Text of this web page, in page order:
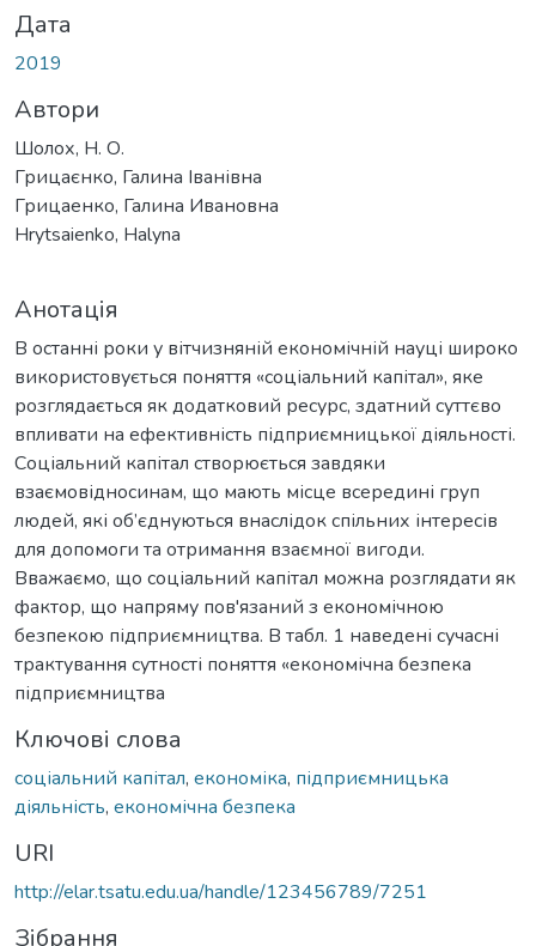
Дата
2019
Автори
Шолох, Н. О.
Грицаєнко, Галина Іванівна
Грицаенко, Галина Ивановна
Hrytsaienko, Halyna
Анотація
В останні роки у вітчизняній економічній науці широко
використовується поняття «соціальний капітал», яке
розглядається як додатковий ресурс, здатний суттєво
впливати на ефективність підприємницької діяльності.
Соціальний капітал створюється завдяки
взаємовідносинам, що мають місце всередині груп
людей, які об’єднуються внаслідок спільних інтересів
для допомоги та отримання взаємної вигоди.
Вважаємо, що соціальний капітал можна розглядати як
фактор, що напряму пов'язаний з економічною
безпекою підприємництва. В табл. 1 наведені сучасні
трактування сутності поняття «економічна безпека
підприємництва
Ключові слова
соціальний капітал, економіка, підприємницька
діяльність, економічна безпека
URI
http://elar.tsatu.edu.ua/handle/123456789/7251
Зібрання